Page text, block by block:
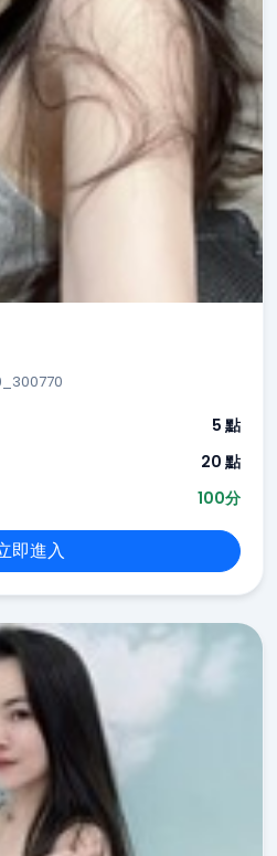
5 點
20 點
100分
即進入